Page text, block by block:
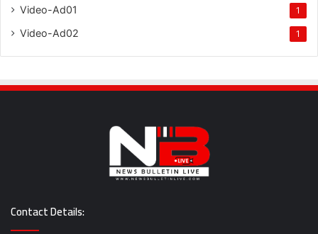
Video-Ad01 1
Video-Ad02 1
Contact Details: